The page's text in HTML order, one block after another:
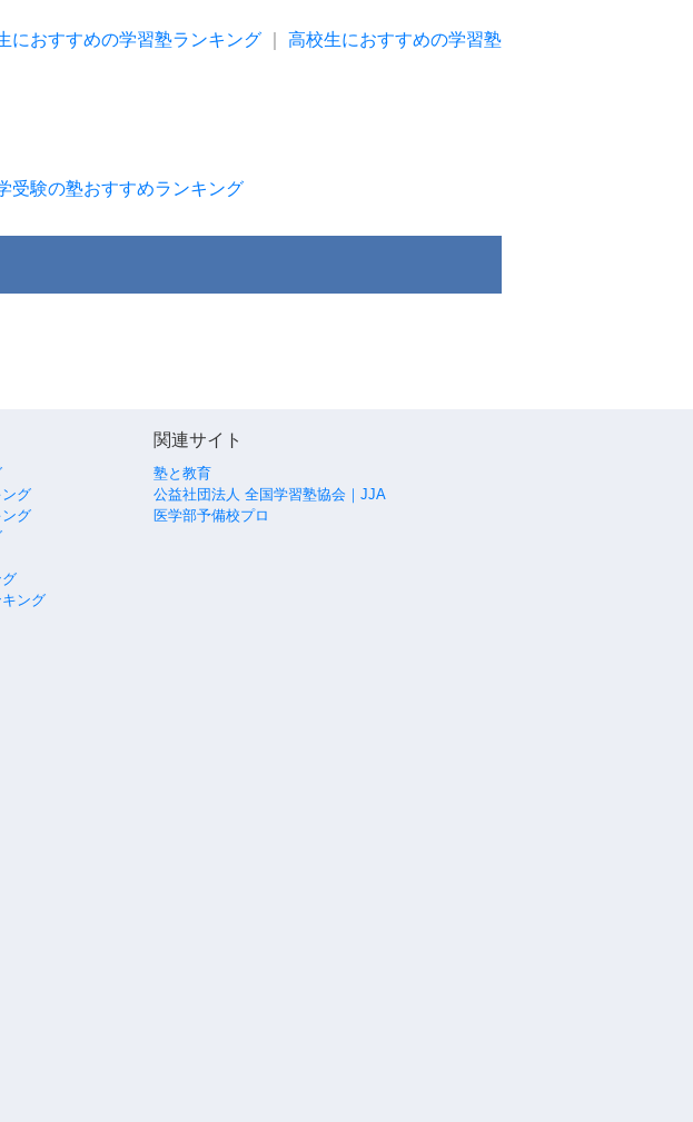
におすすめの学習塾ランキング
高校生におすすめの学習塾
受験の塾おすすめランキング
グ
グ
ング
関連サイト
塾と教育
公益社団法人 全国学習塾協会｜JJA
医学部予備校プロ